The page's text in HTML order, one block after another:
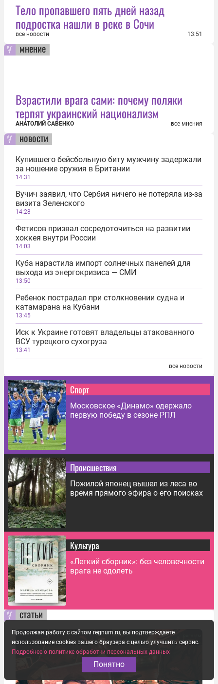
Тело пропавшего пять дней назад
подростка нашли в реке в Сочи
все новости 13:51
мнение
Взрастили врага сами: почему поляки
терпят украинский национализм
АНАТОЛИЙ САВЕНКО все мнения
новости
Купившего бейсбольную биту мужчину задержали
за ношение оружия в Британии
14:31
Вучич заявил, что Сербия ничего не потеряла из-за
визита Зеленского
14:28
Фетисов призвал сосредоточиться на развитии
хоккея внутри России
14:03
Куба нарастила импорт солнечных панелей для
выхода из энергокризиса — СМИ
13:50
Ребенок пострадал при столкновении судна и
катамарана на Кубани
13:45
Иск к Украине готовят владельцы атакованного
ВСУ турецкого сухогруза
13:41
все новости
Спорт
Московское «Динамо» одержало
первую победу в сезоне РПЛ
Происшествия
Пожилой японец вышел из леса во
время прямого эфира о его поисках
Культура
«Легкий сборник»: без человечности
врага не одолеть
статьи
Продолжая работу с сайтом regnum.ru, вы подтверждаете
использование cookies вашего браузера с целью улучшить сервис.
Подробнее о политике обработки персональных данных
Понятно